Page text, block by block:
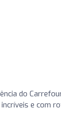
do
e com